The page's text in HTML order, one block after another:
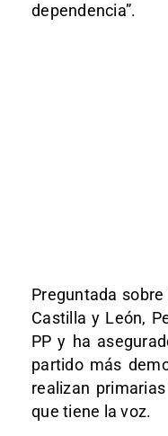
dependencia”.
Preguntada
Castilla y León,
PP y ha
partido más
realizan
que tiene la voz.